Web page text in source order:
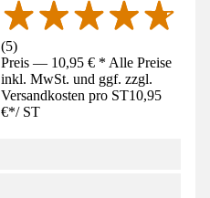
(5)
Preis — 10,95 € * Alle Preise
inkl. MwSt. und ggf. zzgl.
Versandkosten pro ST10,95
€*/ ST